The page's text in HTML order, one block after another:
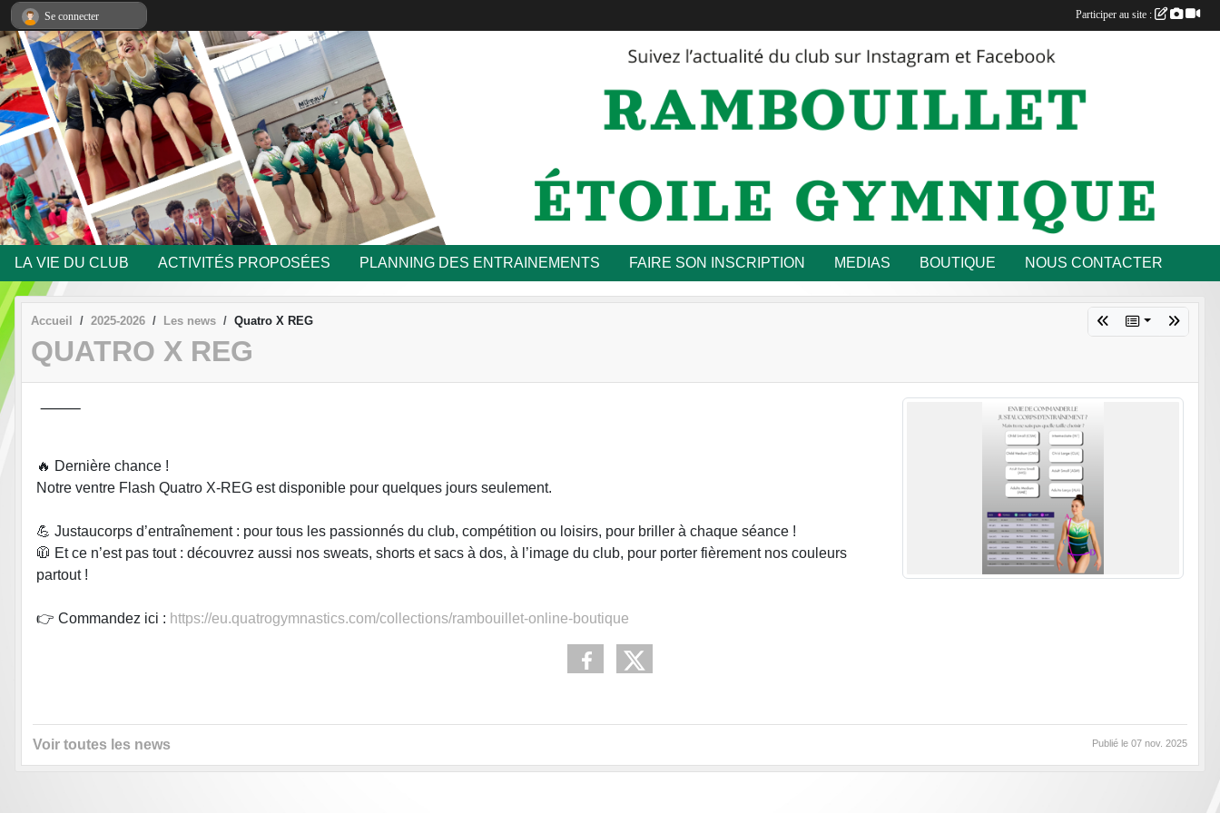
LA VIE DU CLUB ACTIVITÉS PROPOSÉES PLANNING DES ENTRAINEMENTS FAIRE SON INSCRIPTION MEDIAS BOUTIQUE NOUS CONTACTER
Accueil 2025-2026 Les news Quatro X REG
QUATRO X REG
⸻
🔥 Dernière chance !
Notre ventre Flash Quatro X-REG est disponible pour quelques jours seulement.
💪 Justaucorps d’entraînement : pour tous les passionnés du club, compétition ou loisirs, pour briller à chaque séance !
🧥 Et ce n’est pas tout : découvrez aussi nos sweats, shorts et sacs à dos, à l’image du club, pour porter fièrement nos couleurs
partout !
👉 Commandez ici : https://eu.quatrogymnastics.com/collections/rambouillet-online-boutique
Voir toutes les news Publié le 07 nov. 2025
Se connecter Participer au site :
Panneau de gestion des cookies